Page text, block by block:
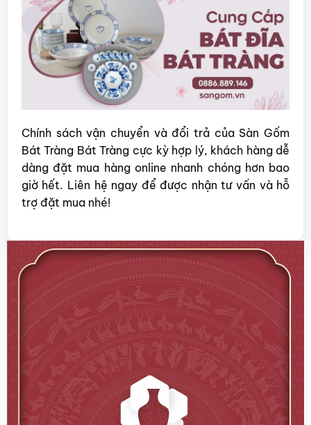
Chính sách vận chuyển và đổi trả của Sàn Gốm
Bát Tràng Bát Tràng cực kỳ hợp lý, khách hàng dễ
dàng đặt mua hàng online nhanh chóng hơn bao
giờ hết. Liên hệ ngay để được nhận tư vấn và hỗ
trợ đặt mua nhé!